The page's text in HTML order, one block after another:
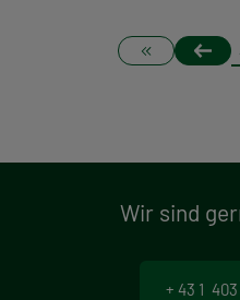
Erste
Wir sind
+ 43 1 403